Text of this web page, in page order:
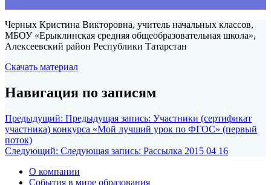
Черных Кристина Викторовна, учитель начальных классов,
МБОУ «Ерыклинская средняя общеобразовательная школа»,
Алексеевский район Республики Татарстан
Скачать материал
Навигация по записям
Предыдущий: Предыдущая запись: Участники (сертификат
участника) конкурса «Мой лучший урок по ФГОС» (первый
поток)
Следующий: Следующая запись: Рассылка 2015 04 16
О компании
События в мире образования